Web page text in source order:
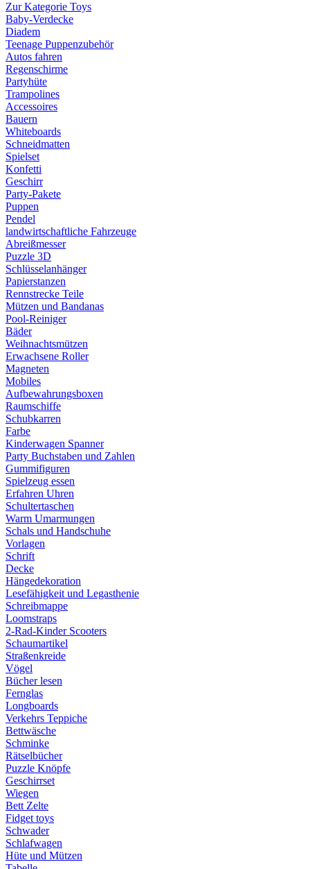
Zur Kategorie Toys
Baby-Verdecke
Diadem
Teenage Puppenzubehör
Autos fahren
Regenschirme
Partyhüte
Trampolines
Accessoires
Bauern
Whiteboards
Schneidmatten
Spielset
Konfetti
Geschirr
Party-Pakete
Puppen
Pendel
landwirtschaftliche Fahrzeuge
Abreißmesser
Puzzle 3D
Schlüsselanhänger
Papierstanzen
Rennstrecke Teile
Mützen und Bandanas
Pool-Reiniger
Bäder
Weihnachtsmützen
Erwachsene Roller
Magneten
Mobiles
Aufbewahrungsboxen
Raumschiffe
Schubkarren
Farbe
Kinderwagen Spanner
Party Buchstaben und Zahlen
Gummifiguren
Spielzeug essen
Erfahren Uhren
Schultertaschen
Warm Umarmungen
Schals und Handschuhe
Vorlagen
Schrift
Decke
Hängedekoration
Lesefähigkeit und Legasthenie
Schreibmappe
Loomstraps
2-Rad-Kinder Scooters
Schaumartikel
Straßenkreide
Vögel
Bücher lesen
Fernglas
Longboards
Verkehrs Teppiche
Bettwäsche
Schminke
Rätselbücher
Puzzle Knöpfe
Geschirrset
Wiegen
Bett Zelte
Fidget toys
Schwader
Schlafwagen
Hüte und Mützen